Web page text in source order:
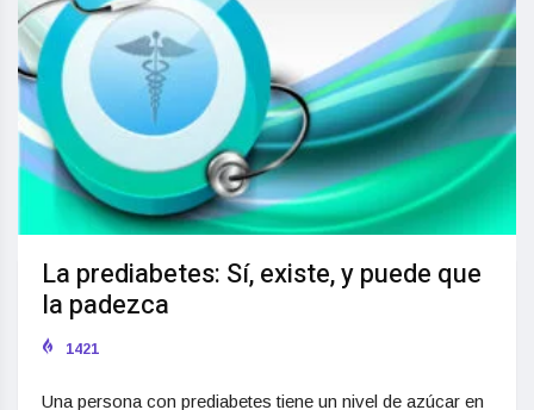
La prediabetes: Sí, existe, y puede que
la padezca
1421
Una persona con prediabetes tiene un nivel de azúcar en